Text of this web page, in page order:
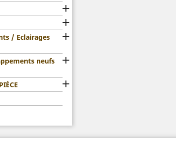


/ Eclairages

neufs

